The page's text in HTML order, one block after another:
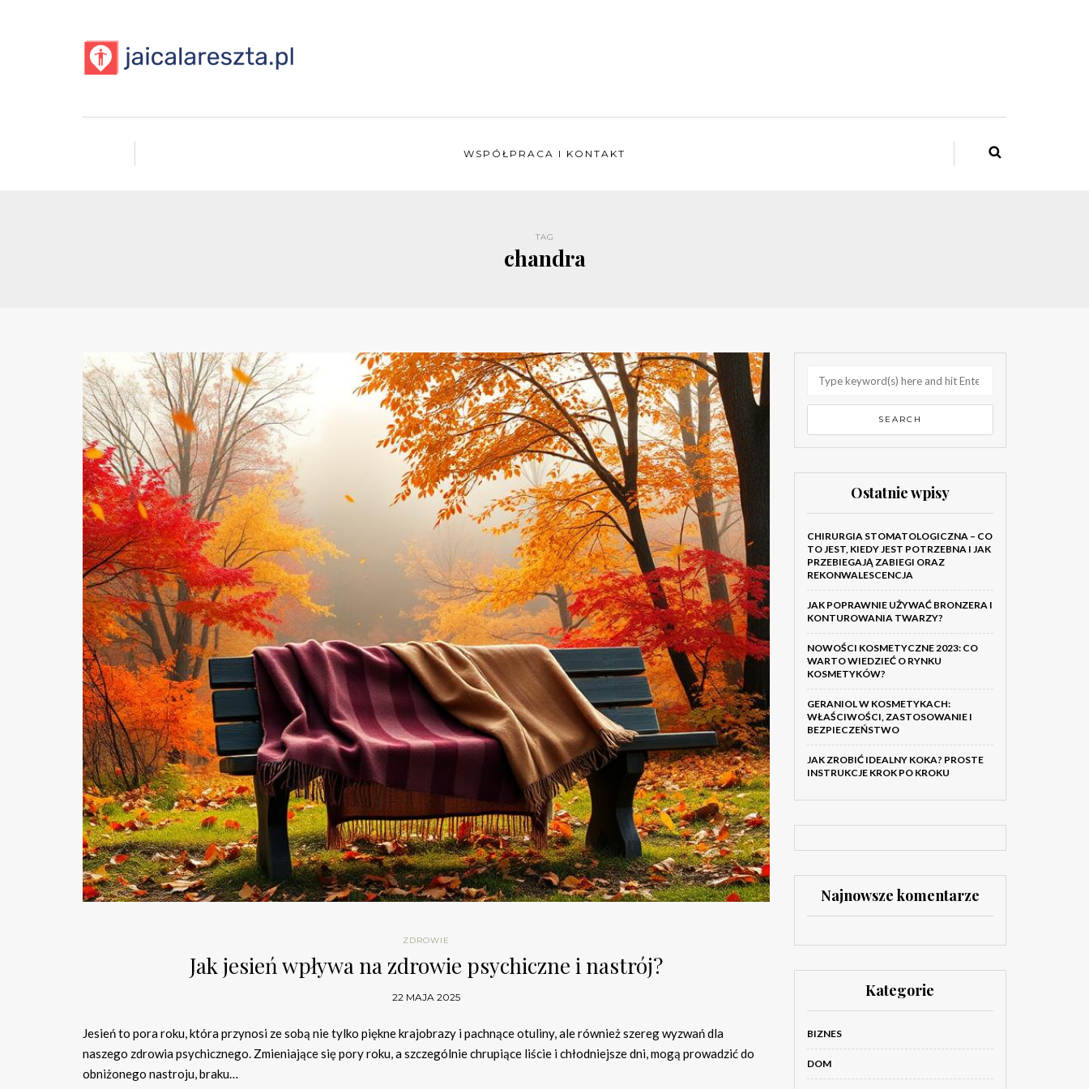
WSPÓŁPRACA I KONTAKT
TAG
chandra
ZDROWIE
Jak jesień wpływa na zdrowie psychiczne i nastrój?
22 MAJA 2025
Jesień to pora roku, która przynosi ze sobą nie tylko piękne krajobrazy i pachnące otuliny, ale również szereg wyzwań dla
naszego zdrowia psychicznego. Zmieniające się pory roku, a szczególnie chrupiące liście i chłodniejsze dni, mogą prowadzić do
obniżonego nastroju, braku…
Ostatnie wpisy
CHIRURGIA STOMATOLOGICZNA – CO
TO JEST, KIEDY JEST POTRZEBNA I JAK
PRZEBIEGAJĄ ZABIEGI ORAZ
REKONWALESCENCJA
JAK POPRAWNIE UŻYWAĆ BRONZERA I
KONTUROWANIA TWARZY?
NOWOŚCI KOSMETYCZNE 2023: CO
WARTO WIEDZIEĆ O RYNKU
KOSMETYKÓW?
GERANIOL W KOSMETYKACH:
WŁAŚCIWOŚCI, ZASTOSOWANIE I
BEZPIECZEŃSTWO
JAK ZROBIĆ IDEALNY KOKA? PROSTE
INSTRUKCJE KROK PO KROKU
Najnowsze komentarze
Kategorie
BIZNES
DOM